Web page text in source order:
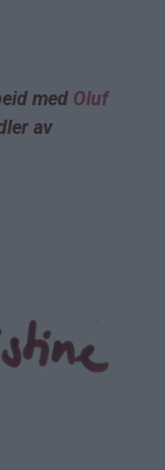
med Oluf
av